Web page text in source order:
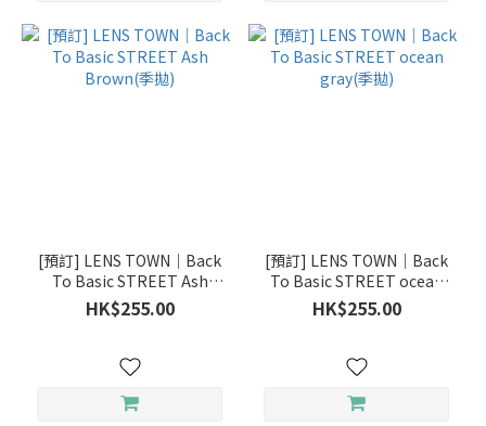
期
（日、
星期、
(4)
[預訂] LENS TOWN｜Back
To Basic STREET Ash
Brown(季拋)
HK$255.00
[預訂] LENS TOWN｜Back
To Basic STREET ocean
gray(季拋)
HK$255.00